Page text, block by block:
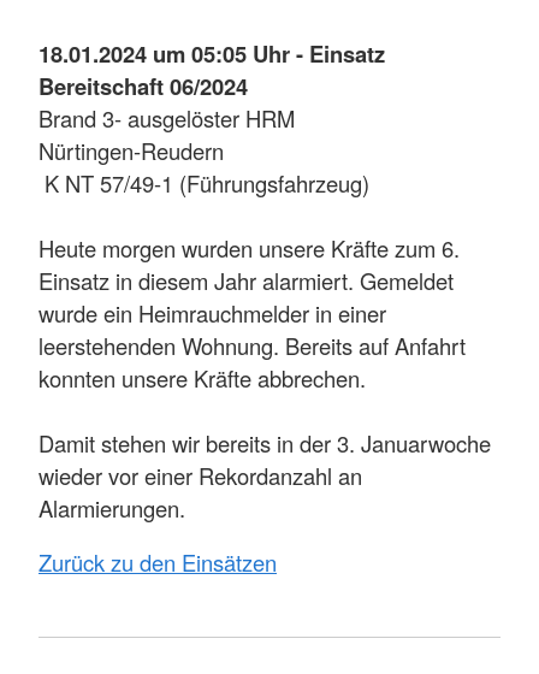
18.01.2024 um 05:05 Uhr - Einsatz
Bereitschaft 06/2024
Brand 3- ausgelöster HRM
Nürtingen-Reudern
K NT 57/49-1 (Führungsfahrzeug)
Heute morgen wurden unsere Kräfte zum 6.
Einsatz in diesem Jahr alarmiert. Gemeldet
wurde ein Heimrauchmelder in einer
leerstehenden Wohnung. Bereits auf Anfahrt
konnten unsere Kräfte abbrechen.
Damit stehen wir bereits in der 3. Januarwoche
wieder vor einer Rekordanzahl an
Alarmierungen.
Zurück zu den Einsätzen